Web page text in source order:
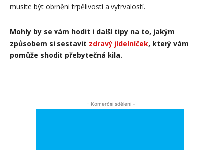
musíte být obrněni trpělivostí a vytrvalostí.
Mohly by se vám hodit i další tipy na to, jakým
způsobem si sestavit zdravý jídelníček, který vám
pomůže shodit přebytečná kila.
- Komerční sdělení -